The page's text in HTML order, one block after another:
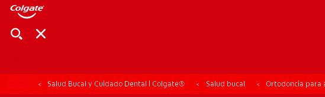
Salud Bucal y Cuidado Dental | Colgate® Salud bucal Ortodoncia para